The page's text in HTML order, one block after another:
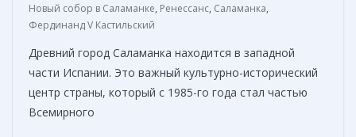
Новый собор в Саламанке, Ренессанс, Саламанка,
Фердинанд V Кастильский
Древний город Саламанка находится в западной
части Испании. Это важный культурно-исторический
центр страны, который с 1985-го года стал частью
Всемирного